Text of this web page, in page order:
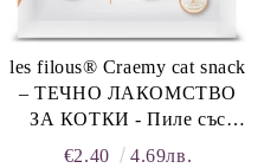
les filous® Craemy cat snack
– ТЕЧНО ЛАКОМСТВО
ЗА КОТКИ - Пиле със
Сьомга 4х15 г
€2.40 4.69лв.